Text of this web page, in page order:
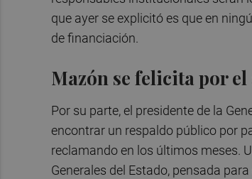
que ayer se explicitó es que en
de financiación.
Mazón se felicita por
Por su parte, el presidente de la
encontrar un respaldo público por
reclamando en los últimos meses.
Generales del Estado, pensada